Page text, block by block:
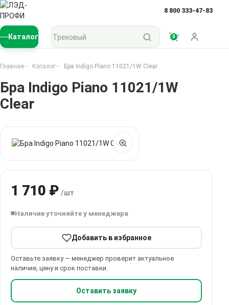
8 800 333-47-83
Каталог
Поиск по каталогу
0
Войти
Главная Каталог Бра Indigo Piano 11021/1W Clear
Бра Indigo Piano 11021/1W
Clear
1 710 ₽ /шт
Наличие уточняйте у менеджера
Добавить в избранное
Оставьте заявку — менеджер проверит актуальное
наличие, цену и срок поставки.
Оставить заявку